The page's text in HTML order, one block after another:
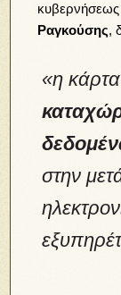
Ραγκούσης,
«η
στην